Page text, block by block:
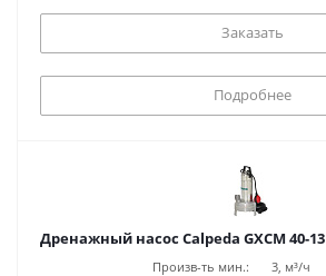
Заказать
Подробнее
Дренажный насос Calpeda GXCM 40-13
Произв-ть мин.:
3, м³/ч